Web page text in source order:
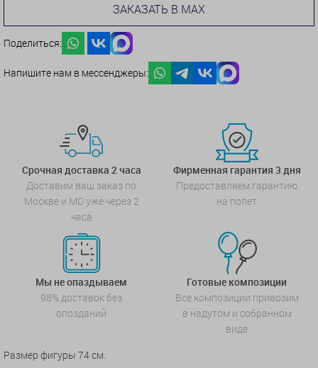
ЗАКАЗАТЬ В MAX
Поделиться:
Напишите нам в мессенджеры:
Срочная доставка 2 часа
Доставим ваш заказ по
Москве и МО уже через 2
часа
Фирменная гарантия 3 дня
Предоставляем гарантию
на полет
Мы не опаздываем
98% доставок без
опозданий
Готовые композиции
Все композиции привозим
в надутом и собранном
виде
Размер фигуры 74 см.